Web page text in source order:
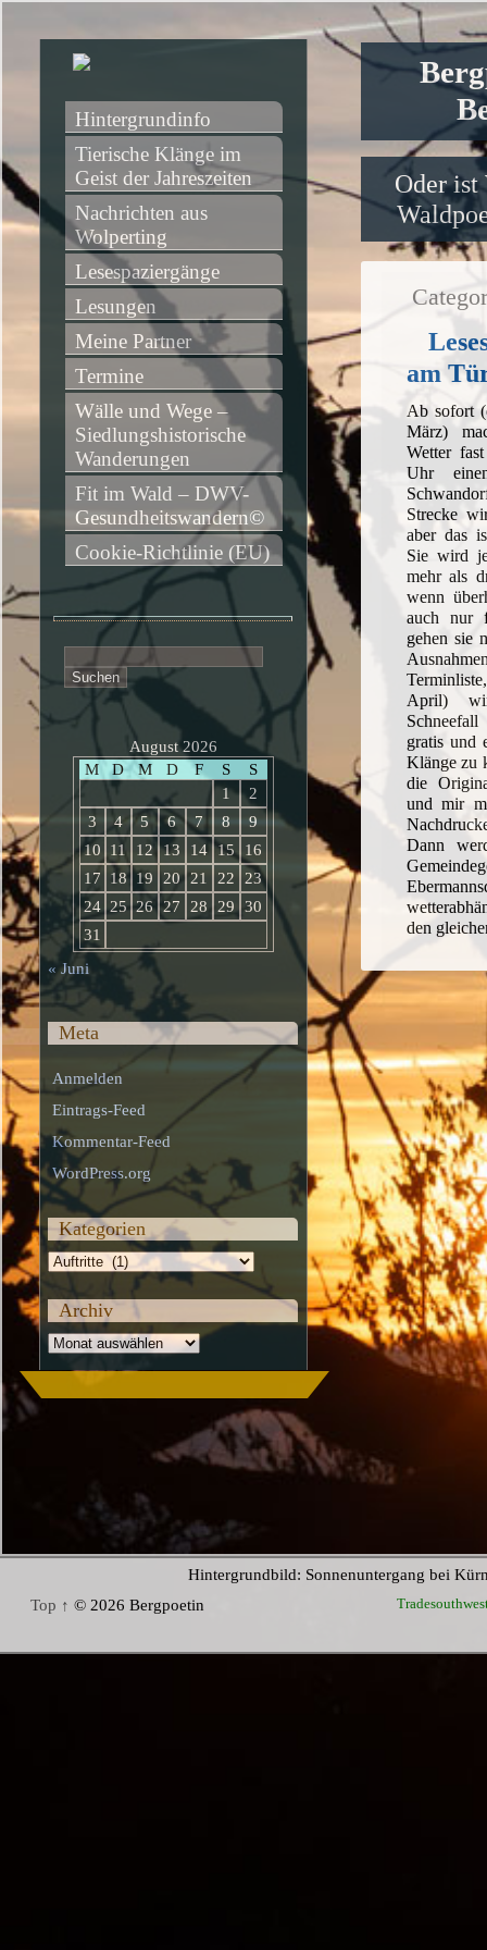
Oder ist
am
Ab sofort
März)
Wetter
Uhr
Strecke
aber das
Sie wird
mehr als
wenn
auch nur
gehen sie
April)
gratis und
Klänge zu
die
und mir
Dann
den
Hintergrundinfo
Tierische Klänge im
Geist der Jahreszeiten
Nachrichten aus
Wolperting
Lesespaziergänge
Lesungen
Meine Partner
Termine
Wälle und Wege –
Siedlungshistorische
Wanderungen
Fit im Wald – DWV-
Gesundheitswandern©
Cookie-Richtlinie (EU)
nach:
August 2026
M
D M D F S
S
1
2
3
4 5 6 7 8
9
10
11 12 13 14 15
16
17
18 19 20 21 22
23
24 25 26 27 28 29
30
31
« Juni
Meta
Anmelden
Eintrags-Feed
Kommentar-Feed
WordPress.org
Kategorien
Kategorien
Archiv
Archiv
Hintergrundbild: Sonnenuntergang bei
Top ↑ © 2026 Bergpoetin